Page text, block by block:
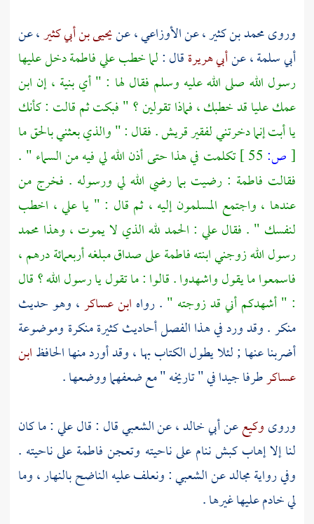
وروىمحمد بن كثير، عنالأوزاعي، عنيحيى بن أبي كثير، عن
أبي سلمة، عنأبي هريرةقال :لما خطبعليفاطمةدخل عليها
رسول الله صلى الله عليه وسلم فقال لها : " أي بنية ، إن ابن
عمكعلياقد خطبك ، فماذا تقولين ؟ " فبكت ثم قالت : كأنك
يا أبت إنما دخرتني لفقيرقريش. فقال : " والذي بعثني بالحق ما
[ص:
تكلمت في هذا حتى أذن الله لي فيه من السماء " .
فقالت فاطمة : رضيت بما رضي الله لي ورسوله . فخرج من
عندها ، واجتمع المسلمون إليه ، ثم قال : " يا علي، اخطب
لنفسك " . فقالعلي : الحمد لله الذي لا يموت ، وهذا محمد
رسول الله زوجني ابنتهفاطمةعلى صداق مبلغه أربعمائة درهم ،
فاسمعوا ما يقول واشهدوا . قالوا : ما تقول يا رسول الله ؟ قال
: " أشهدكم أني قد زوجته " . رواه ابن عساكر، وهو حديث
منكر . وقد ورد في هذا الفصل أحاديث كثيرة منكرة وموضوعة
أضربنا عنها ; لئلا يطول الكتاب بها ، وقد أورد منها الحافظابن
عساكرطرفا جيدا في " تاريخه " مع ضعفهما ووضعها .
وروىوكيععنأبي خالد، عنالشعبيقال : قالعلي: ما كان
لنا إلا إهاب كبش ننام على ناحيته وتعجنفاطمةعلى ناحيته .
وفي روايةمجالدعنالشعبي: ونعلف عليه الناضح بالنهار ، وما
لي خادم عليها غيرها .